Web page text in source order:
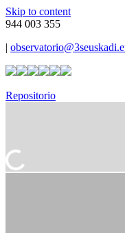
Skip to content
944 003 355
|
Repositorio